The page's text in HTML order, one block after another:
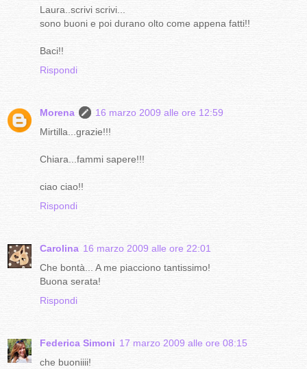
Laura..scrivi scrivi...
sono buoni e poi durano olto come appena fatti!!
Baci!!
Rispondi
Morena
16 marzo 2009 alle ore 12:59
Mirtilla...grazie!!!
Chiara...fammi sapere!!!
ciao ciao!!
Rispondi
Carolina 16 marzo 2009 alle ore 22:01
Che bontà... A me piacciono tantissimo!
Buona serata!
Rispondi
Federica Simoni 17 marzo 2009 alle ore 08:15
che buoniiii!